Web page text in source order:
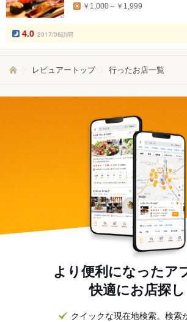
数
￥1,000～￥1,999
4.0 2017/06訪問
レビュアートップ 行ったお店一覧
より便利になったア
快適にお店探し
クイックな現在地検索。検索